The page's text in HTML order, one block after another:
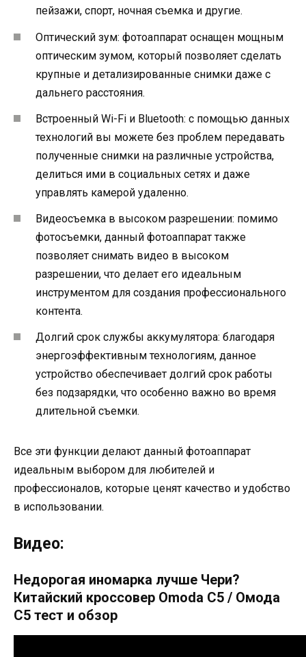
пейзажи, спорт, ночная съемка и другие.
Оптический зум: фотоаппарат оснащен мощным
оптическим зумом, который позволяет сделать
крупные и детализированные снимки даже с
дальнего расстояния.
Встроенный Wi-Fi и Bluetooth: с помощью данных
технологий вы можете без проблем передавать
полученные снимки на различные устройства,
делиться ими в социальных сетях и даже
управлять камерой удаленно.
Видеосъемка в высоком разрешении: помимо
фотосъемки, данный фотоаппарат также
позволяет снимать видео в высоком
разрешении, что делает его идеальным
инструментом для создания профессионального
контента.
Долгий срок службы аккумулятора: благодаря
энергоэффективным технологиям, данное
устройство обеспечивает долгий срок работы
без подзарядки, что особенно важно во время
длительной съемки.
Все эти функции делают данный фотоаппарат
идеальным выбором для любителей и
профессионалов, которые ценят качество и удобство
в использовании.
Видео:
Недорогая иномарка лучше Чери?
Китайский кроссовер Omoda C5 / Омода
С5 тест и обзор